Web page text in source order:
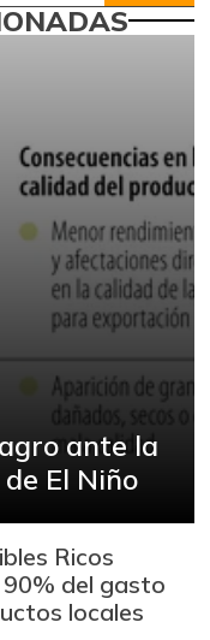
ante la
El Niño
Ricos
del gasto
locales